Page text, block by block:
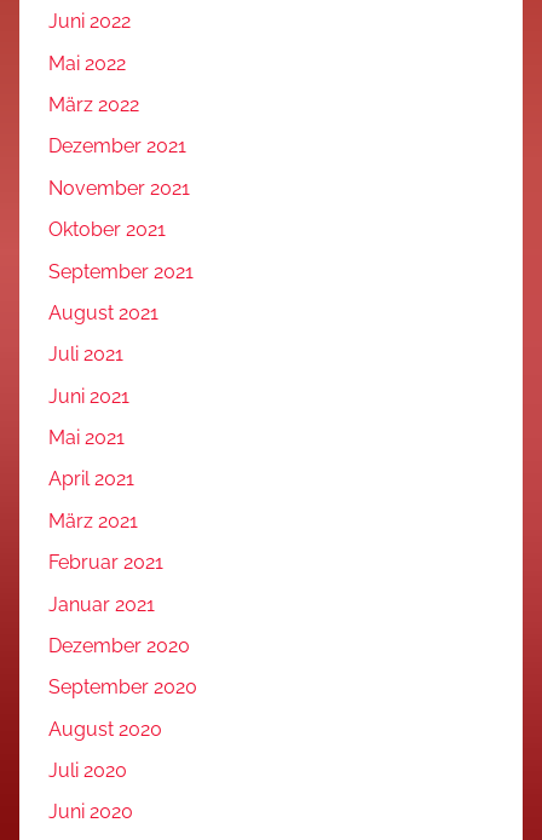
Juni 2022
Mai 2022
März 2022
Dezember 2021
November 2021
Oktober 2021
September 2021
August 2021
Juli 2021
Juni 2021
Mai 2021
April 2021
März 2021
Februar 2021
Januar 2021
Dezember 2020
September 2020
August 2020
Juli 2020
Juni 2020